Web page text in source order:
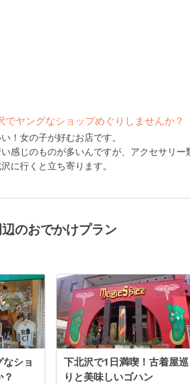
でヤングなショップめぐりしませんか？
！女の子が好むお店です。
感じのものが多いんですが、アクセサリ
に行くと立ち寄ります。
のおでかけプラン
ショ
下北沢で1日満喫！古着屋巡
りと美味しいゴハン